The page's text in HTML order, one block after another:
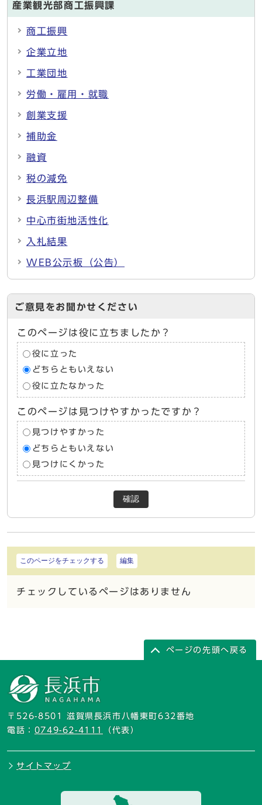
産業観光部商工振興課
商工振興
企業立地
工業団地
労働・雇用・就職
創業支援
補助金
融資
税の減免
長浜駅周辺整備
中心市街地活性化
入札結果
WEB公示板（公告）
ご意見をお聞かせください
このページは役に立ちましたか？
役に立った
どちらともいえない
役に立たなかった
このページは見つけやすかったですか？
見つけやすかった
どちらともいえない
見つけにくかった
確認
このページをチェックする 編集
チェックしているページはありません
ページの先頭へ戻る
〒526-8501 滋賀県長浜市八幡東町632番地
電話： 0749-62-4111 （代表）
サイトマップ